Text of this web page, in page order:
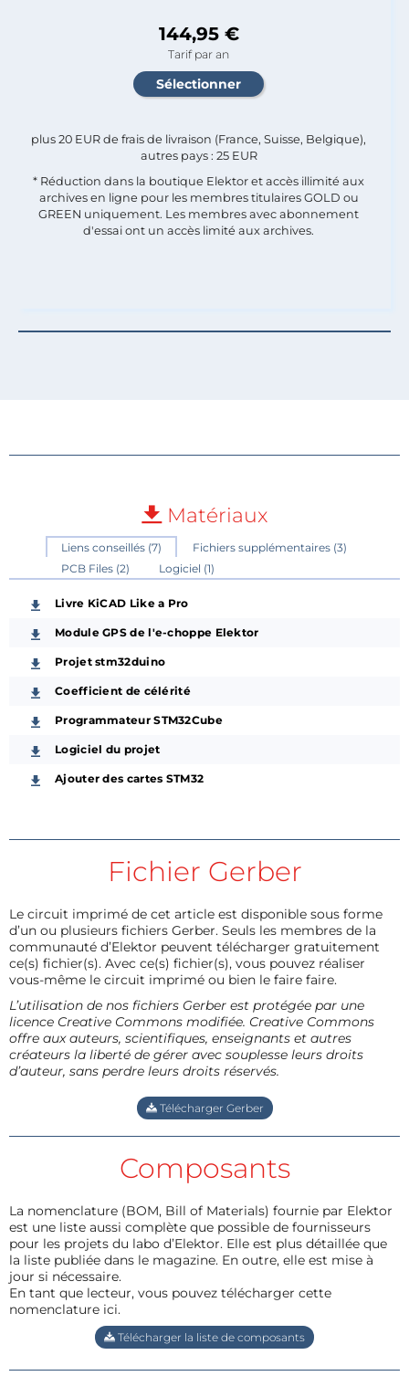
144,95 €
Tarif par an
plus 20 EUR de frais de livraison (France, Suisse, Belgique),
autres pays : 25 EUR
* Réduction dans la boutique Elektor et accès illimité aux
archives en ligne pour les membres titulaires GOLD ou
GREEN uniquement. Les membres avec abonnement
d'essai ont un accès limité aux archives.
Matériaux
Liens conseillés (7)
Fichiers supplémentaires (3)
PCB Files (2)
Logiciel (1)
Livre KiCAD Like a Pro
Module GPS de l'e-choppe Elektor
Projet stm32duino
Coefficient de célérité
Programmateur STM32Cube
Logiciel du projet
Ajouter des cartes STM32
Fichier Gerber
Le circuit imprimé de cet article est disponible sous forme
d’un ou plusieurs fichiers Gerber. Seuls les membres de la
communauté d’Elektor peuvent télécharger gratuitement
ce(s) fichier(s). Avec ce(s) fichier(s), vous pouvez réaliser
vous-même le circuit imprimé ou bien le faire faire.
L’utilisation de nos fichiers Gerber est protégée par une
licence Creative Commons modifiée. Creative Commons
offre aux auteurs, scientifiques, enseignants et autres
créateurs la liberté de gérer avec souplesse leurs droits
d’auteur, sans perdre leurs droits réservés.
Télécharger Gerber
Composants
La nomenclature (BOM, Bill of Materials) fournie par Elektor
est une liste aussi complète que possible de fournisseurs
pour les projets du labo d’Elektor. Elle est plus détaillée que
la liste publiée dans le magazine. En outre, elle est mise à
jour si nécessaire.
En tant que lecteur, vous pouvez télécharger cette
nomenclature ici.
Télécharger la liste de composants